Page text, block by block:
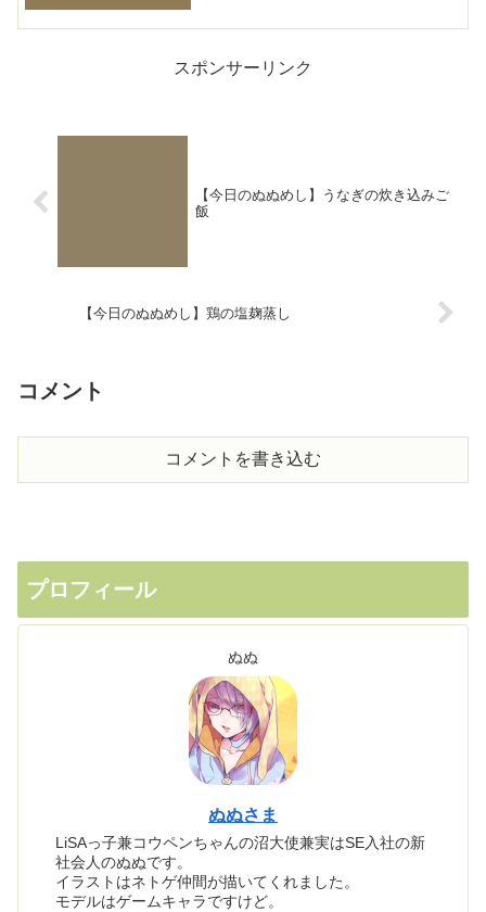
スポンサーリンク
【今日のぬぬめし】うなぎの炊き込みご
飯
【今日のぬぬめし】鶏の塩麹蒸し
コメント
コメントを書き込む
プロフィール
ぬぬ
ぬぬさま
LiSAっ子兼コウペンちゃんの沼大使兼実はSE入社の新
社会人のぬぬです。
イラストはネトゲ仲間が描いてくれました。
モデルはゲームキャラですけど。